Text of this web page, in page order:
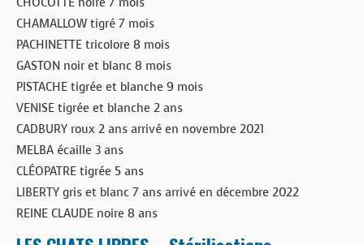
CHAMALLOW tigré 7 mois
PACHINETTE tricolore 8 mois
GASTON noir et blanc 8 mois
PISTACHE tigrée et blanche 9 mois
VENISE tigrée et blanche 2 ans
CADBURY roux 2 ans arrivé en novembre 2021
MELBA écaille 3 ans
CLÉOPATRE tigrée 5 ans
LIBERTY gris et blanc 7 ans arrivé en décembre 2022
REINE CLAUDE noire 8 ans